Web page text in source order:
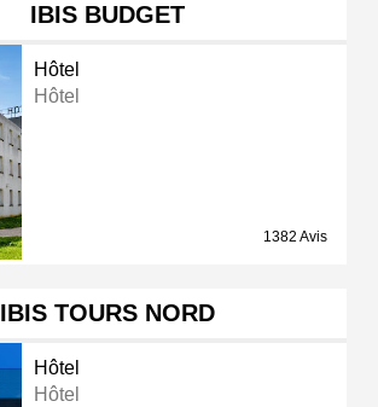
IBIS BUDGET
Hôtel
Hôtel
1382 Avis
IBIS TOURS NORD
Hôtel
Hôtel